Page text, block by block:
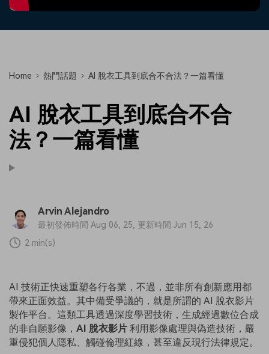
Home 熱門話題 AI 脫衣工具到底合不合法？一篇看懂
AI 脫衣工具到底合不合
法？一篇看懂
Arvin Alejandro
最初發佈時間 Aug 06, 25, 更新時間 Jun 15, 26
2 min(s)
AI 技術正快速重塑各行各業，不過，並非所有創新應用都
帶來正面效益。其中備受爭議的，就是所謂的 AI 脫衣影片
製作平台。這類工具透過深度學習技術，生成經過數位合成
的非自願影像， AI 脫衣影片 利用影像處理與偽造技術，嚴
重侵犯個人隱私、觸碰倫理紅線，甚至違反現行法律規定。